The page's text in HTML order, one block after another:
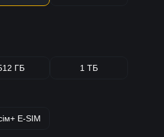
ГБ 1 ТБ
E-SIM